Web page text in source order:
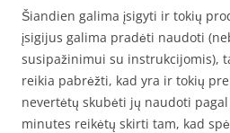
Šiandien galima įsigyti ir tokių
įsigijus galima pradėti naudoti
susipažinimui su instrukcijomis),
reikia pabrėžti, kad yra ir tokių
nevertėtų skubėti jų naudoti
minutes reikėtų skirti tam, kad